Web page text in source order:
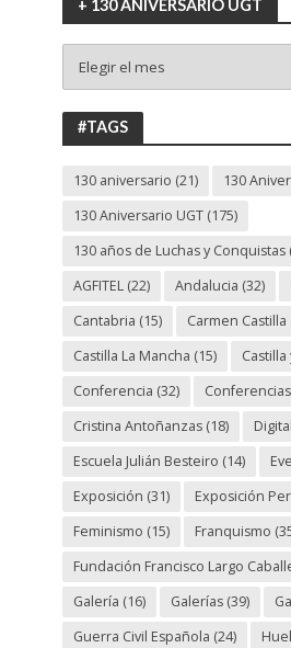
+ 130 ANIVERSARIO UGT
130
ANIVERSARIO
UGT
#TAGS
130 aniversario (21) 130
130 Aniversario UGT(175)
130 años de Luchas y Conquistas
AGFITEL(22) Andalucia (32)
Cantabria (15) Carmen Castilla
Castilla La Mancha (15) Castilla
Conferencia (32) Conferencias
Cristina Antoñanzas(18)
Escuela Julián Besteiro (14)
Exposición (31) Exposición
Feminismo (15) Franquismo
Fundación Francisco Largo
Galería (16) Galerías(39)
Guerra Civil Española (24)